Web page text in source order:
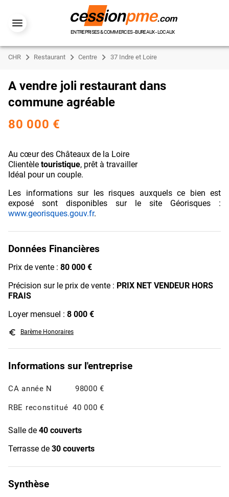
ENTREPRISES & COMMERCES - BUREAUX - LOCAUX
CHR Restaurant Centre 37 Indre et Loire
A vendre joli restaurant dans
commune agréable
80 000 €
Au cœur des Châteaux de la Loire
Clientèle touristique, prêt à travailler
Idéal pour un couple.
Les informations sur les risques auxquels ce bien est
exposé sont disponibles sur le site Géorisques :
www.georisques.gouv.fr.
Données Financières
Prix de vente : 80 000 €
Précision sur le prix de vente : PRIX NET VENDEUR HORS
FRAIS
Loyer mensuel : 8 000 €
euro_symbol Barème Honoraires
Informations sur l'entreprise
CA année N 98000 €
RBE reconstitué 40 000 €
Salle de 40 couverts
Terrasse de 30 couverts
Synthèse